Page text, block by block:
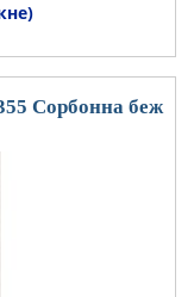
Сорбонна беж